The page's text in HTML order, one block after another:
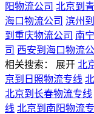
阳物流公司 北京到
海口物流公司 滨州
到重庆物流公司 南
司 西安到海口物流
相关搜索： 展开 北
京到日照物流专线
北京到长春物流专线
线 北京到南阳物流